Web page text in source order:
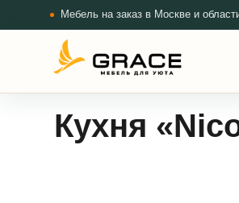
Мебель на заказ в Москве и
Кухня